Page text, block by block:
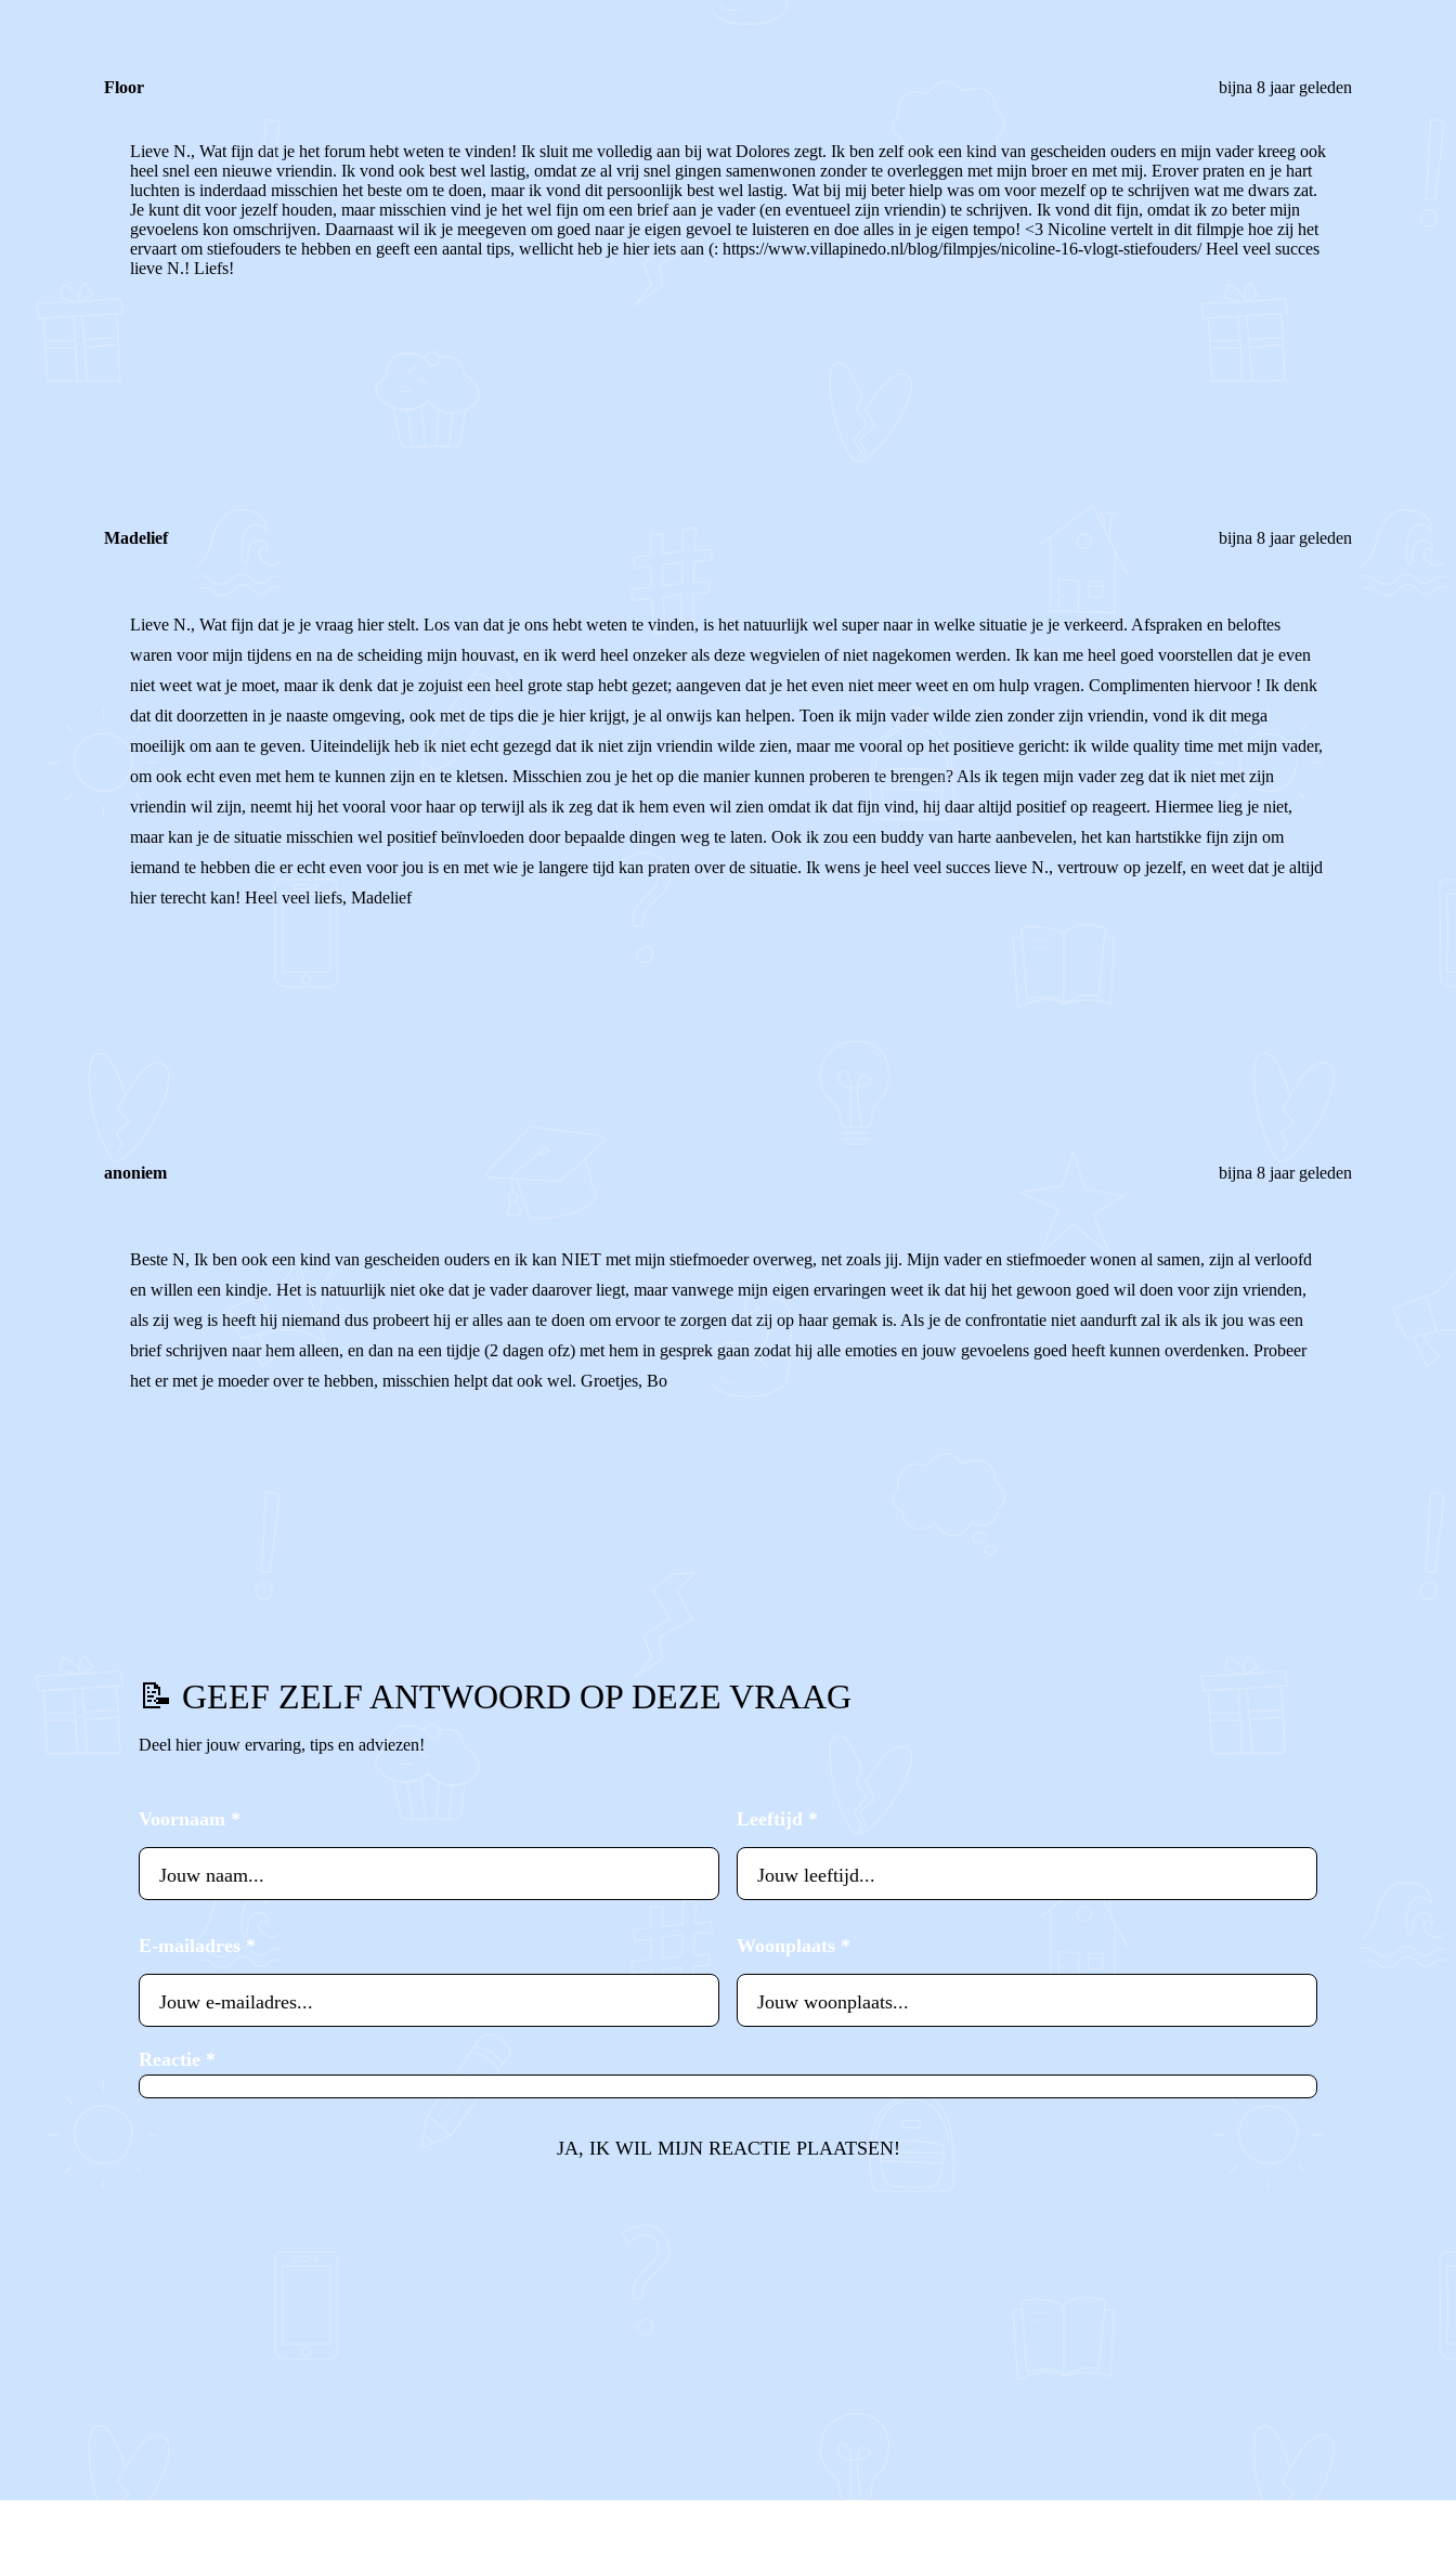
Floor bijna 8 jaar geleden
Lieve N., Wat fijn dat je het forum hebt weten te vinden! Ik sluit me volledig aan bij wat Dolores zegt. Ik ben zelf ook een kind van gescheiden ouders en mijn vader kreeg ook
heel snel een nieuwe vriendin. Ik vond ook best wel lastig, omdat ze al vrij snel gingen samenwonen zonder te overleggen met mijn broer en met mij. Erover praten en je hart
luchten is inderdaad misschien het beste om te doen, maar ik vond dit persoonlijk best wel lastig. Wat bij mij beter hielp was om voor mezelf op te schrijven wat me dwars zat.
Je kunt dit voor jezelf houden, maar misschien vind je het wel fijn om een brief aan je vader (en eventueel zijn vriendin) te schrijven. Ik vond dit fijn, omdat ik zo beter mijn
gevoelens kon omschrijven. Daarnaast wil ik je meegeven om goed naar je eigen gevoel te luisteren en doe alles in je eigen tempo! <3 Nicoline vertelt in dit filmpje hoe zij het
ervaart om stiefouders te hebben en geeft een aantal tips, wellicht heb je hier iets aan (: https://www.villapinedo.nl/blog/filmpjes/nicoline-16-vlogt-stiefouders/ Heel veel succes
lieve N.! Liefs!
Madelief bijna 8 jaar geleden
Lieve N., Wat fijn dat je je vraag hier stelt. Los van dat je ons hebt weten te vinden, is het natuurlijk wel super naar in welke situatie je je verkeerd. Afspraken en beloftes
waren voor mijn tijdens en na de scheiding mijn houvast, en ik werd heel onzeker als deze wegvielen of niet nagekomen werden. Ik kan me heel goed voorstellen dat je even
niet weet wat je moet, maar ik denk dat je zojuist een heel grote stap hebt gezet; aangeven dat je het even niet meer weet en om hulp vragen. Complimenten hiervoor ! Ik denk
dat dit doorzetten in je naaste omgeving, ook met de tips die je hier krijgt, je al onwijs kan helpen. Toen ik mijn vader wilde zien zonder zijn vriendin, vond ik dit mega
moeilijk om aan te geven. Uiteindelijk heb ik niet echt gezegd dat ik niet zijn vriendin wilde zien, maar me vooral op het positieve gericht: ik wilde quality time met mijn vader,
om ook echt even met hem te kunnen zijn en te kletsen. Misschien zou je het op die manier kunnen proberen te brengen? Als ik tegen mijn vader zeg dat ik niet met zijn
vriendin wil zijn, neemt hij het vooral voor haar op terwijl als ik zeg dat ik hem even wil zien omdat ik dat fijn vind, hij daar altijd positief op reageert. Hiermee lieg je niet,
maar kan je de situatie misschien wel positief beïnvloeden door bepaalde dingen weg te laten. Ook ik zou een buddy van harte aanbevelen, het kan hartstikke fijn zijn om
iemand te hebben die er echt even voor jou is en met wie je langere tijd kan praten over de situatie. Ik wens je heel veel succes lieve N., vertrouw op jezelf, en weet dat je altijd
hier terecht kan! Heel veel liefs, Madelief
anoniem bijna 8 jaar geleden
Beste N, Ik ben ook een kind van gescheiden ouders en ik kan NIET met mijn stiefmoeder overweg, net zoals jij. Mijn vader en stiefmoeder wonen al samen, zijn al verloofd
en willen een kindje. Het is natuurlijk niet oke dat je vader daarover liegt, maar vanwege mijn eigen ervaringen weet ik dat hij het gewoon goed wil doen voor zijn vrienden,
als zij weg is heeft hij niemand dus probeert hij er alles aan te doen om ervoor te zorgen dat zij op haar gemak is. Als je de confrontatie niet aandurft zal ik als ik jou was een
brief schrijven naar hem alleen, en dan na een tijdje (2 dagen ofz) met hem in gesprek gaan zodat hij alle emoties en jouw gevoelens goed heeft kunnen overdenken. Probeer
het er met je moeder over te hebben, misschien helpt dat ook wel. Groetjes, Bo
📝 GEEF ZELF ANTWOORD OP DEZE VRAAG
Deel hier jouw ervaring, tips en adviezen!
Voornaam * Leeftijd *
E-mailadres * Woonplaats *
Reactie *
JA, IK WIL MIJN REACTIE PLAATSEN!